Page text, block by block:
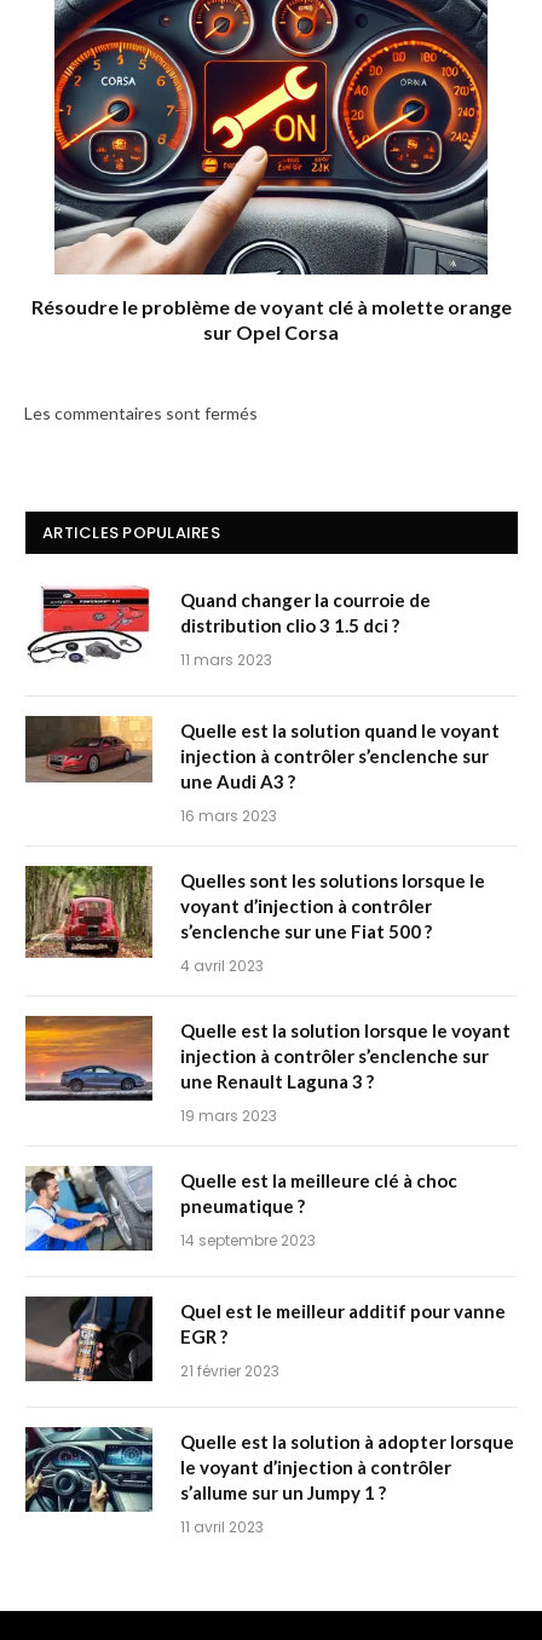
Résoudre le problème de voyant clé à molette orange
sur Opel Corsa
Les commentaires sont fermés
ARTICLES POPULAIRES
Quand changer la courroie de
distribution clio 3 1.5 dci ?
11 mars 2023
Quelle est la solution quand le voyant
injection à contrôler s’enclenche sur
une Audi A3 ?
16 mars 2023
Quelles sont les solutions lorsque le
voyant d’injection à contrôler
s’enclenche sur une Fiat 500 ?
4 avril 2023
Quelle est la solution lorsque le voyant
injection à contrôler s’enclenche sur
une Renault Laguna 3 ?
19 mars 2023
Quelle est la meilleure clé à choc
pneumatique ?
14 septembre 2023
Quel est le meilleur additif pour vanne
EGR ?
21 février 2023
Quelle est la solution à adopter lorsque
le voyant d’injection à contrôler
s’allume sur un Jumpy 1 ?
11 avril 2023